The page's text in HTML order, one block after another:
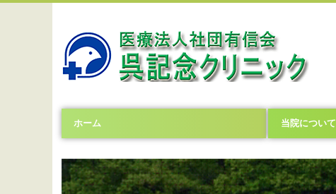
ホーム 当院について